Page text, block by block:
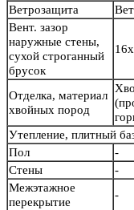
Ветрозащита
Вент. зазор
наружные стены,
сухой строганный
брусок
Отделка, материал
хвойных пород
Утепление, плитный
Пол
-
Стены
-
Межэтажное
перекрытие
-